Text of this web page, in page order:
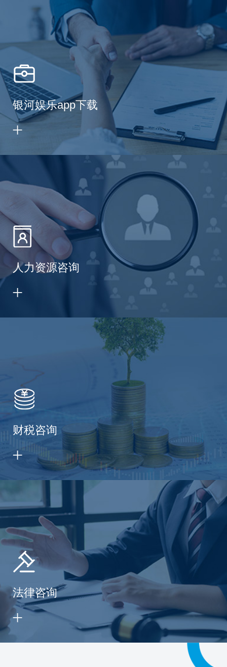
银河娱乐app下载
人力资源咨询
财税咨询
法律咨询